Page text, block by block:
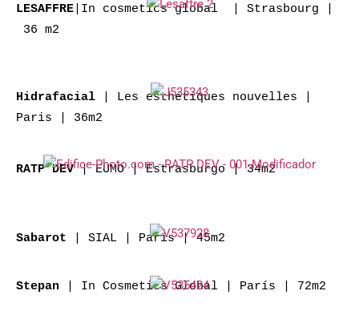
LESAFFRE |In cosmetics global | Strasbourg |
36 m2
Hidrafacial | Les esthétiques nouvelles |
Paris | 36m2
RATP DEV| EUMO | Estrasburgo | 34m2
Sabarot | SIAL | París | 45m2
Stepan | In Cosmetics Global | París | 72m2